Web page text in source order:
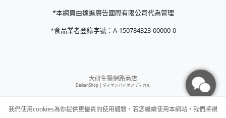
*本網頁由達進廣告國際有限公司代為管理
*食品業者登錄字號：A-150784323-00000-0
大研生醫網路商店
DaikenShop | ダイケンバイオメディカル
我們使用cookies為你提供更優質的使用體驗，若您繼續使用本網站，我們將視